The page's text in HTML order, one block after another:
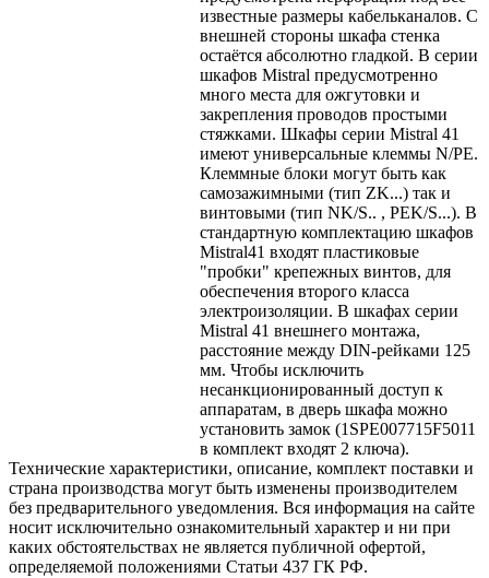
известные размеры кабельканалов. С
внешней стороны шкафа стенка
остаётся абсолютно гладкой. В серии
шкафов Mistral предусмотренно
много места для ожгутовки и
закрепления проводов простыми
стяжками. Шкафы серии Mistral 41
имеют универсальные клеммы N/PE.
Клеммные блоки могут быть как
самозажимными (тип ZK...) так и
винтовыми (тип NK/S.. , PEK/S...). В
стандартную комплектацию шкафов
Mistral41 входят пластиковые
"пробки" крепежных винтов, для
обеспечения второго класса
электроизоляции. В шкафах серии
Mistral 41 внешнего монтажа,
расстояние между DIN-рейками 125
мм. Чтобы исключить
несанкционированный доступ к
аппаратам, в дверь шкафа можно
установить замок (1SPE007715F5011
в комплект входят 2 ключа).
Технические характеристики, описание, комплект поставки и
страна производства могут быть изменены производителем
без предварительного уведомления. Вся информация на сайте
носит исключительно ознакомительный характер и ни при
каких обстоятельствах не является публичной офертой,
определяемой положениями Статьи 437 ГК РФ.